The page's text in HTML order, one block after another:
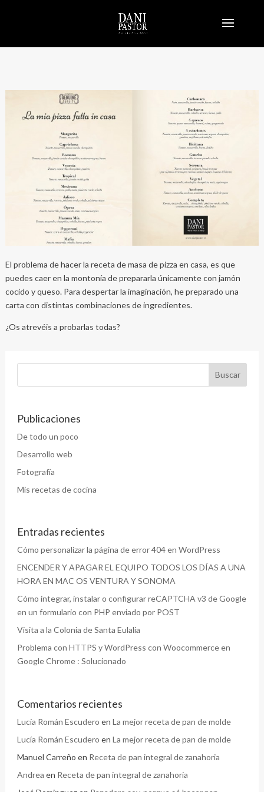
El problema de hacer la receta de masa de pizza en casa, es que
puedes caer en la montonía de prepararla únicamente con jamón
cocido y queso. Para despertar la imaginación, he preparado una
carta con distintas combinaciones de ingredientes.
¿Os atrevéis a probarlas todas?
Publicaciones
De todo un poco
Desarrollo web
Fotografía
Mis recetas de cocina
Entradas recientes
Cómo personalizar la página de error 404 en WordPress
ENCENDER Y APAGAR EL EQUIPO TODOS LOS DÍAS A UNA
HORA EN MAC OS VENTURA Y SONOMA
Cómo integrar, instalar o configurar reCAPTCHA v3 de Google
en un formulario con PHP enviado por POST
Visita a la Colonia de Santa Eulalia
Problema con HTTPS y WordPress con Woocommerce en
Google Chrome : Solucionado
Comentarios recientes
Lucía Román Escudero en La mejor receta de pan de molde
Lucía Román Escudero en La mejor receta de pan de molde
Manuel Carreño en Receta de pan integral de zanahoria
Andrea en Receta de pan integral de zanahoria